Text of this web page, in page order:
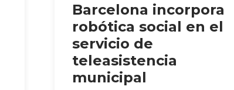
Barcelona incorpora
robótica social en el
servicio de
teleasistencia
municipal